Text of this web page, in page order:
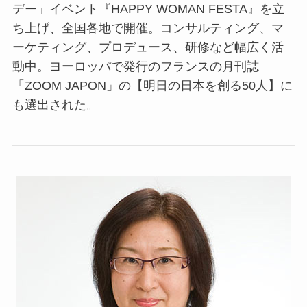
デー」イベント『HAPPY WOMAN FESTA』を立
ち上げ、全国各地で開催。コンサルティング、マ
ーケティング、プロデュース、研修など幅広く活
動中。ヨーロッパで発行のフランスの月刊誌
「ZOOM JAPON」の【明日の日本を創る50人】に
も選出された。